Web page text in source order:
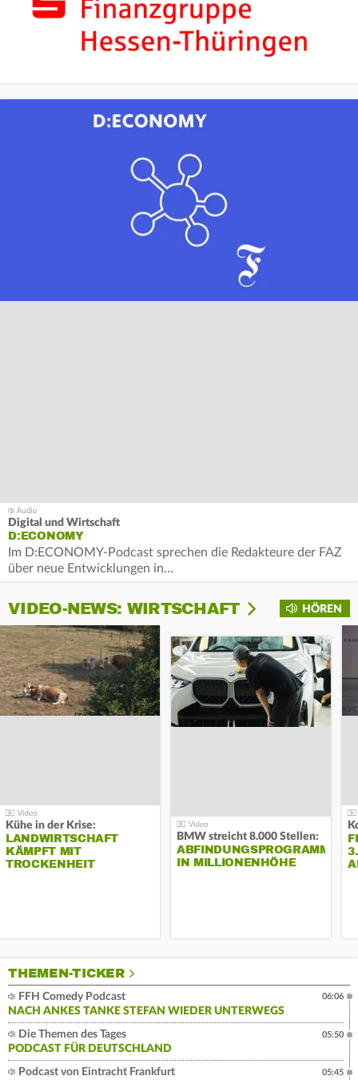
Digital und Wirtschaft
D:ECONOMY
Im D:ECONOMY-Podcast sprechen die Redakteure der FAZ
über neue Entwicklungen in…
HÖREN
VIDEO-NEWS: WIRTSCHAFT
Kühe in der Krise:
LANDWIRTSCHAFT
KÄMPFT MIT
TROCKENHEIT
BMW streicht 8.000 Stellen:
ABFINDUNGSPROGRAMM
IN MILLIONENHÖHE
THEMEN-TICKER
FFH Comedy Podcast
NACH ANKES TANKE STEFAN WIEDER UNTERWEGS
06:06
Die Themen des Tages
PODCAST FÜR DEUTSCHLAND
05:50
Podcast von Eintracht Frankfurt
05:45